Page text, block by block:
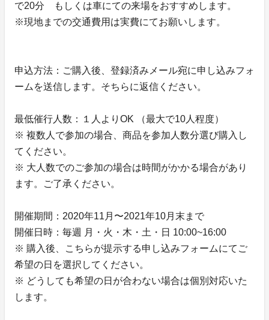
で20分 もしくは車にての来場をおすすめします。
※現地までの交通費用は実費にてお願いします。
申込方法：ご購入後、登録済みメール宛に申し込みフォ
ームを送信します。そちらに返信ください。
最低催行人数：１人よりOK （最大で10人程度）
※ 複数人で参加の場合、商品を参加人数分選び購入し
てください。
※ 大人数でのご参加の場合は時間がかかる場合があり
ます。ご了承ください。
開催期間：2020年11月〜2021年10月末まで
開催日時：毎週 月・火・木・土・日 10:00~16:00
※ 購入後、こちらが提示する申し込みフォームにてご
希望の日を選択してください。
※ どうしても希望の日が合わない場合は個別対応いた
します。